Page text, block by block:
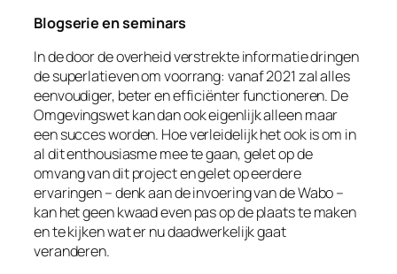
Blogserie en seminars
In de door de overheid verstrekte informatie dringen
de superlatieven om voorrang: vanaf 2021 zal alles
eenvoudiger, beter en efficiënter functioneren. De
Omgevingswet kan dan ook eigenlijk alleen maar
een succes worden. Hoe verleidelijk het ook is om in
al dit enthousiasme mee te gaan, gelet op de
omvang van dit project en gelet op eerdere
ervaringen – denk aan de invoering van de Wabo –
kan het geen kwaad even pas op de plaats te maken
en te kijken wat er nu daadwerkelijk gaat
veranderen.